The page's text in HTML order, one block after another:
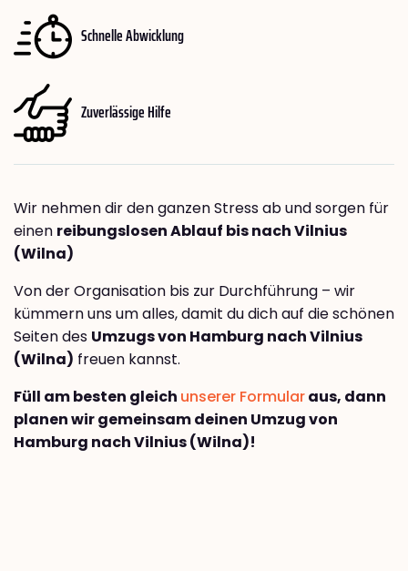
Schnelle Abwicklung
Zuverlässige Hilfe
Wir nehmen dir den ganzen Stress ab und sorgen für
einen reibungslosen Ablauf bis nach Vilnius
(Wilna)
Von der Organisation bis zur Durchführung – wir
kümmern uns um alles, damit du dich auf die schönen
Seiten des Umzugs von Hamburg nach Vilnius
(Wilna) freuen kannst.
Füll am besten gleich unserer Formularaus, dann
planen wir gemeinsam deinen Umzug von
Hamburg nach Vilnius (Wilna)!